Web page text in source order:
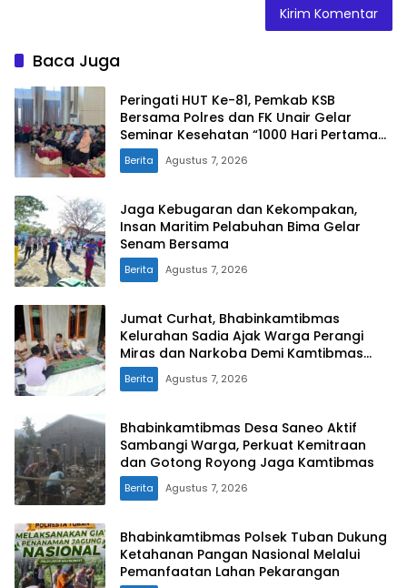
Baca Juga
Peringati HUT Ke-81, Pemkab KSB
Bersama Polres dan FK Unair Gelar
Seminar Kesehatan “1000 Hari Pertama
Kehidupan”
Berita Agustus 7, 2026
Jaga Kebugaran dan Kekompakan,
Insan Maritim Pelabuhan Bima Gelar
Senam Bersama
Berita Agustus 7, 2026
Jumat Curhat, Bhabinkamtibmas
Kelurahan Sadia Ajak Warga Perangi
Miras dan Narkoba Demi Kamtibmas
Kondusif
Berita Agustus 7, 2026
Bhabinkamtibmas Desa Saneo Aktif
Sambangi Warga, Perkuat Kemitraan
dan Gotong Royong Jaga Kamtibmas
Berita Agustus 7, 2026
Bhabinkamtibmas Polsek Tuban Dukung
Ketahanan Pangan Nasional Melalui
Pemanfaatan Lahan Pekarangan